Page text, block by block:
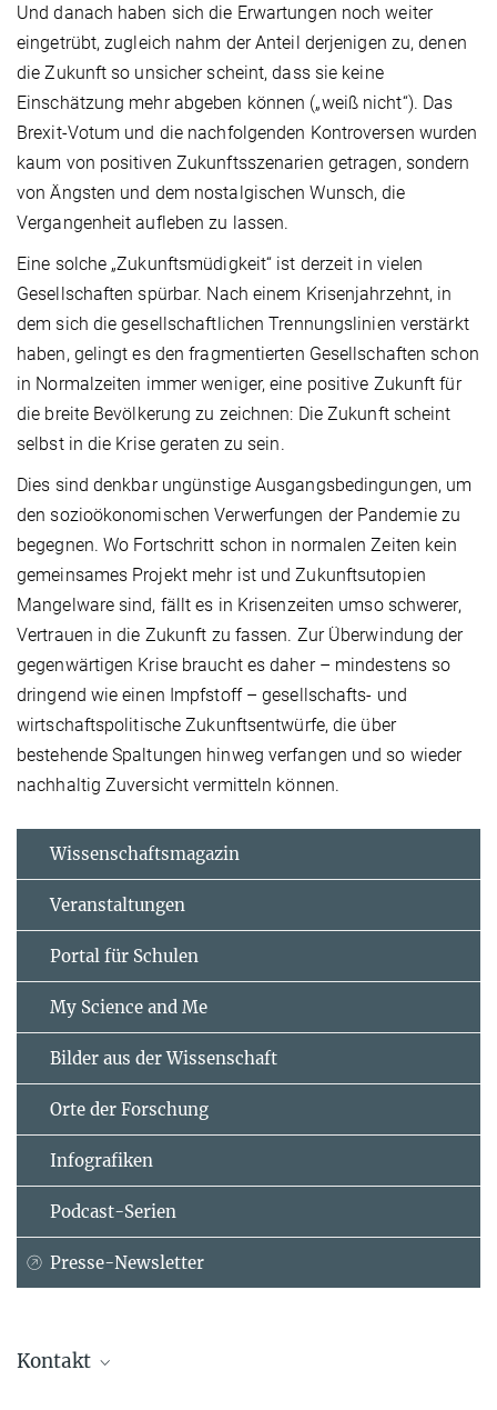
Und danach haben sich die Erwartungen noch weiter
eingetrübt, zugleich nahm der Anteil derjenigen zu, denen
die Zukunft so unsicher scheint, dass sie keine
Einschätzung mehr abgeben können („weiß nicht“). Das
Brexit-Votum und die nachfolgenden Kontroversen wurden
kaum von positiven Zukunftsszenarien getragen, sondern
von Ängsten und dem nostalgischen Wunsch, die
Vergangenheit aufleben zu lassen.
Eine solche „Zukunftsmüdigkeit“ ist derzeit in vielen
Gesellschaften spürbar. Nach einem Krisenjahrzehnt, in
dem sich die gesellschaftlichen Trennungslinien verstärkt
haben, gelingt es den fragmentierten Gesellschaften schon
in Normalzeiten immer weniger, eine positive Zukunft für
die breite Bevölkerung zu zeichnen: Die Zukunft scheint
selbst in die Krise geraten zu sein.
Dies sind denkbar ungünstige Ausgangsbedingungen, um
den sozioökonomischen Verwerfungen der Pandemie zu
begegnen. Wo Fortschritt schon in normalen Zeiten kein
gemeinsames Projekt mehr ist und Zukunftsutopien
Mangelware sind, fällt es in Krisenzeiten umso schwerer,
Vertrauen in die Zukunft zu fassen. Zur Überwindung der
gegenwärtigen Krise braucht es daher – mindestens so
dringend wie einen Impfstoff – gesellschafts- und
wirtschaftspolitische Zukunftsentwürfe, die über
bestehende Spaltungen hinweg verfangen und so wieder
nachhaltig Zuversicht vermitteln können.
Wissenschaftsmagazin
Veranstaltungen
Portal für Schulen
My Science and Me
Bilder aus der Wissenschaft
Orte der Forschung
Infografiken
Podcast-Serien
Presse-Newsletter
Kontakt